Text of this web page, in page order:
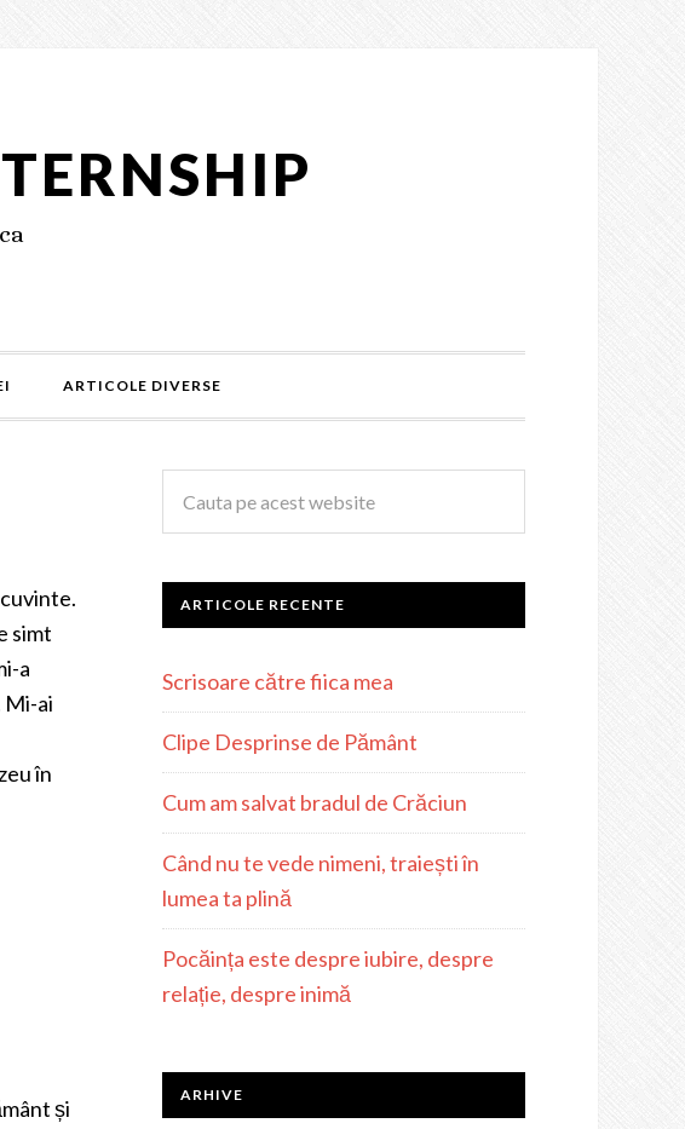
ARTICOLE DIVERSE
simt
a
Mi-ai
în
și
ARTICOLE RECENTE
Scrisoare către fiica mea
Clipe Desprinse de Pământ
Cum am salvat bradul de Crăciun
Când nu te vede nimeni, traiești în
lumea ta plină
Pocăința este despre iubire, despre
relație, despre inimă
ARHIVE